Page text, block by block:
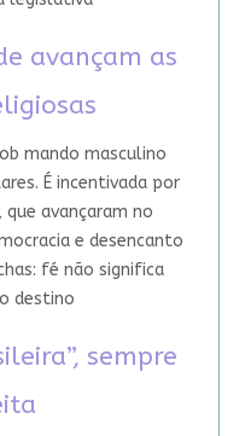
avançam as
mando masculino
É incentivada por
avançaram no
e desencanto
fé não significa
destino
sempre